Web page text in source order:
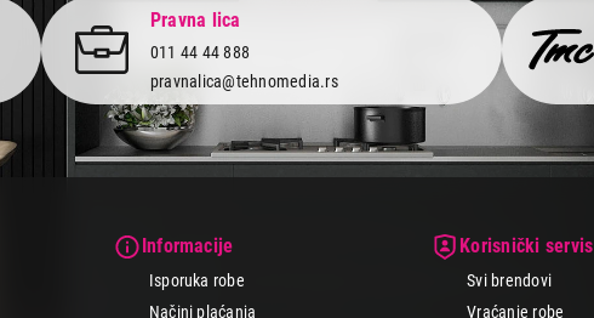
Pravna lica
011 44 44 888
pravnalica@tehnomedia.rs
Informacije
Isporuka robe
Načini plaćanja
Korisnički servis
Svi brendovi
Vraćanje robe